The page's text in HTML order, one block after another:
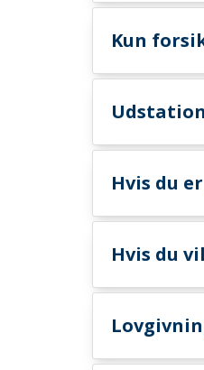
Kun
Hvis du
Hvis du